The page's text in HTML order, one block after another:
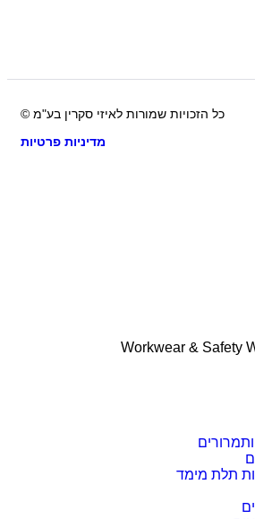
כל הזכויות שמורות לאיזי סקרין בע"מ ©
מדיניות פרטיות
Workwear &
מימד